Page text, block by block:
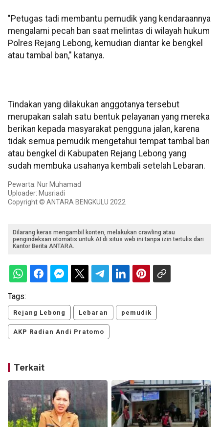
"Petugas tadi membantu pemudik yang kendaraannya
mengalami pecah ban saat melintas di wilayah hukum
Polres Rejang Lebong, kemudian diantar ke bengkel
atau tambal ban," katanya.
Tindakan yang dilakukan anggotanya tersebut
merupakan salah satu bentuk pelayanan yang mereka
berikan kepada masyarakat pengguna jalan, karena
tidak semua pemudik mengetahui tempat tambal ban
atau bengkel di Kabupaten Rejang Lebong yang
sudah membuka usahanya kembali setelah Lebaran.
Pewarta: Nur Muhamad
Uploader: Musriadi
Copyright © ANTARA BENGKULU 2022
Dilarang keras mengambil konten, melakukan crawling atau
pengindeksan otomatis untuk AI di situs web ini tanpa izin tertulis dari
Kantor Berita ANTARA.
Tags:
Rejang Lebong Lebaran pemudik
AKP Radian Andi Pratomo
Terkait